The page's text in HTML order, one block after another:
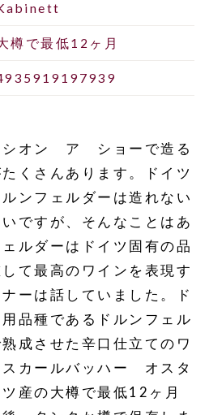
樽で最低12ヶ月
シオン ア ショーで造る
くさんあります。ドイツ
ンフェルダーは造れない
ですが、そんなことはあ
ルダーはドイツ固有の品
て最高のワインを表現す
ーは話していました。ド
品種であるドルンフェル
成させた辛口仕立てのワ
スカールバッハー オスタ
産の大樽で最低12ヶ月